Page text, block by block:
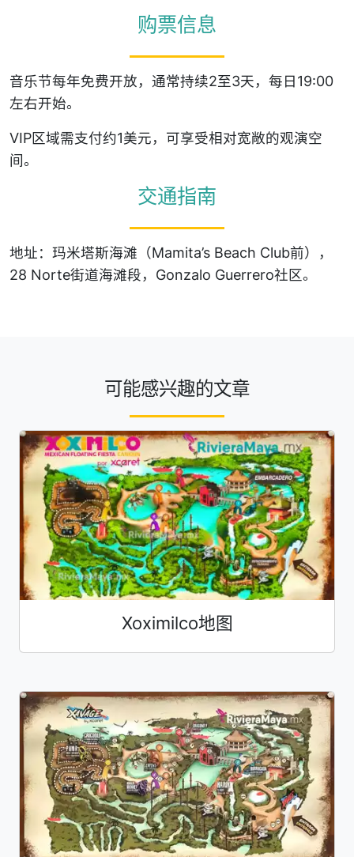
购票信息
音乐节每年免费开放，通常持续2至3天，每日19:00
左右开始。
VIP区域需支付约1美元，可享受相对宽敞的观演空
间。
交通指南
地址：玛米塔斯海滩（Mamita’s Beach Club前），
28 Norte街道海滩段，Gonzalo Guerrero社区。
可能感兴趣的文章
Xoximilco地图